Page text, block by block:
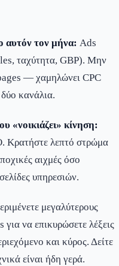
αυτόν τον μήνα: Ads
ταχύτητα, GBP). Μην
— χαμηλώνει CPC
κανάλια.
«νοικιάζει» κίνηση:
Κρατήστε λεπτό στρώμα
αιχμές όσο
υπηρεσιών.
μεγαλύτερους
να επικυρώσετε λέξεις
και κύρος. Δείτε
είναι ήδη γερά.